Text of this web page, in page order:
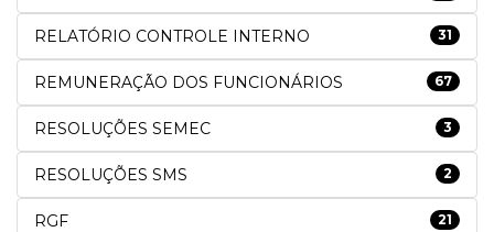
RELATÓRIO CONTROLE INTERNO 31
REMUNERAÇÃO DOS FUNCIONÁRIOS 67
RESOLUÇÕES SEMEC 3
RESOLUÇÕES SMS 2
RGF 21